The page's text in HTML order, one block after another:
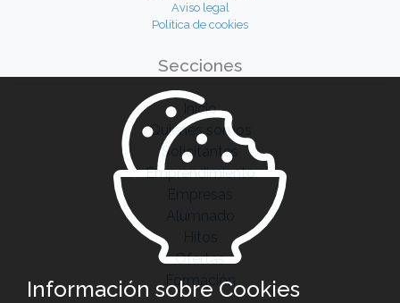
Aviso legal
Política de cookies
Secciones
Inicio
Quiénes somos
Solicitantes
Emprendimiento
Empresas
Alumnado
Hitos
Ofertas
Formación
Información sobre Cookies